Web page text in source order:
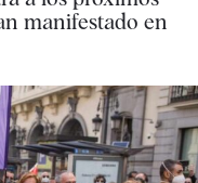
manifestado en